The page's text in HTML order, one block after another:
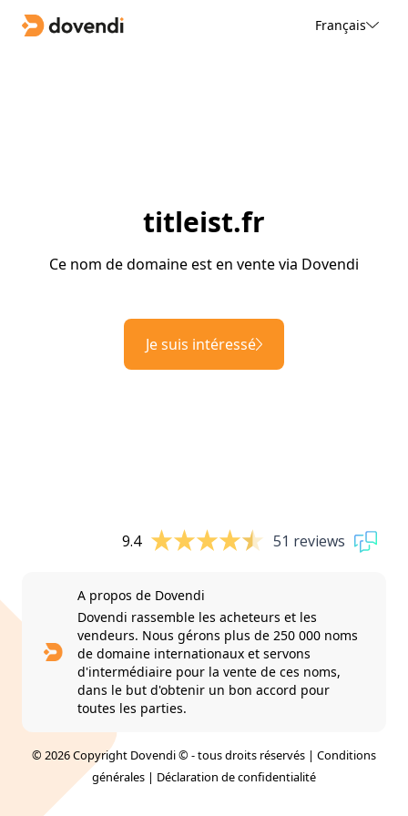
Français
titleist.fr
Ce nom de domaine est en vente via Dovendi
Je suis intéressé
9.4 51 reviews
A propos de Dovendi
Dovendi rassemble les acheteurs et les
vendeurs. Nous gérons plus de 250 000 noms
de domaine internationaux et servons
d'intermédiaire pour la vente de ces noms,
dans le but d'obtenir un bon accord pour
toutes les parties.
© 2026 Copyright Dovendi © - tous droits réservés | Conditions
générales | Déclaration de confidentialité